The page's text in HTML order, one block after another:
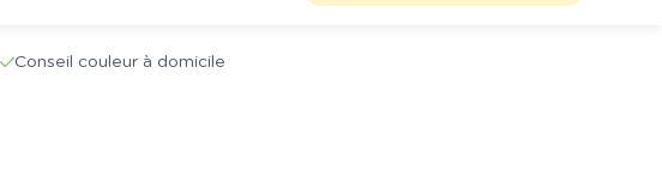
Conseil couleur à domicile